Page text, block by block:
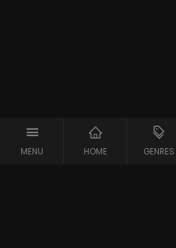
MENU HOME GENRES